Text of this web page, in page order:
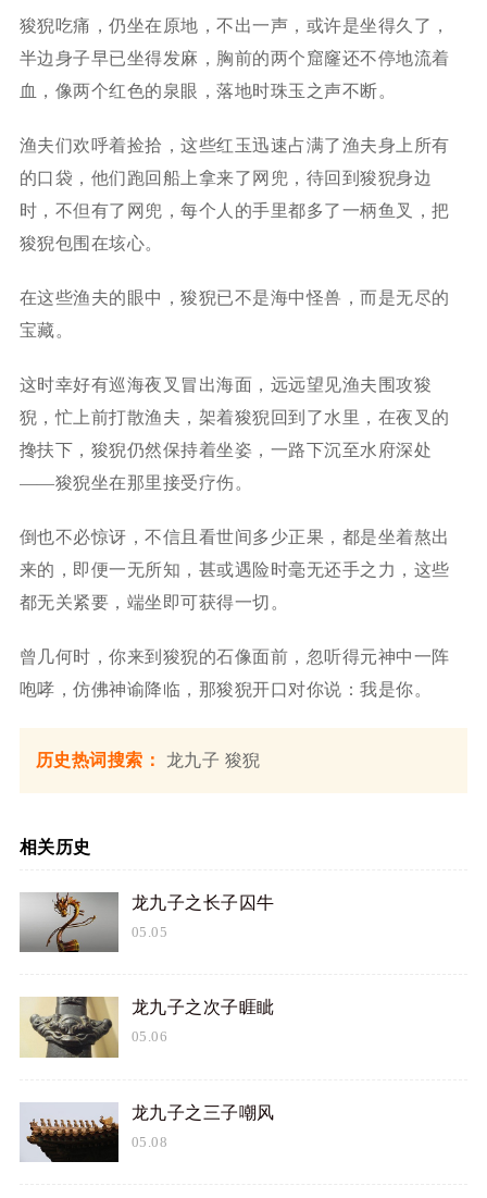
狻猊吃痛，仍坐在原地，不出一声，或许是坐得久了，
半边身子早已坐得发麻，胸前的两个窟窿还不停地流着
血，像两个红色的泉眼，落地时珠玉之声不断。
渔夫们欢呼着捡拾，这些红玉迅速占满了渔夫身上所有
的口袋，他们跑回船上拿来了网兜，待回到狻猊身边
时，不但有了网兜，每个人的手里都多了一柄鱼叉，把
狻猊包围在垓心。
在这些渔夫的眼中，狻猊已不是海中怪兽，而是无尽的
宝藏。
这时幸好有巡海夜叉冒出海面，远远望见渔夫围攻狻
猊，忙上前打散渔夫，架着狻猊回到了水里，在夜叉的
搀扶下，狻猊仍然保持着坐姿，一路下沉至水府深处
——狻猊坐在那里接受疗伤。
倒也不必惊讶，不信且看世间多少正果，都是坐着熬出
来的，即便一无所知，甚或遇险时毫无还手之力，这些
都无关紧要，端坐即可获得一切。
曾几何时，你来到狻猊的石像面前，忽听得元神中一阵
咆哮，仿佛神谕降临，那狻猊开口对你说：我是你。
历史热词搜索： 龙九子 狻猊
相关历史
龙九子之长子囚牛
05.05
龙九子之次子睚眦
05.06
龙九子之三子嘲风
05.08